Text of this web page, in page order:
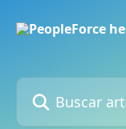
Buscar artículos...